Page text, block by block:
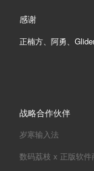
感谢
正楠方、阿勇、
战略合作伙伴
岁寒输入法
数码荔枝 x 正版软件